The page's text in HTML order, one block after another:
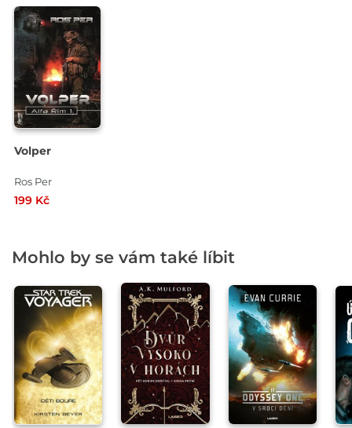
Volper
Ros Per
199 Kč
Mohlo by se vám také líbit